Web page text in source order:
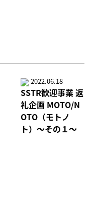
2022.06.18
SSTR歓迎事業 返
礼企画 MOTO/N
OTO（モトノ
ト）～その１～